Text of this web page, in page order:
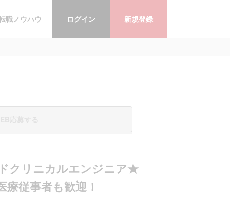
職ノウハウ ログイン 新規登録
クリニカルエンジニア★
従事者も歓迎！